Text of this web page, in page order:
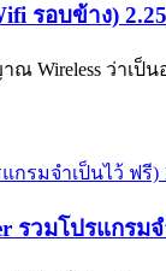
รอบข้าง) 2.25
ว่าเป็
รวมโปรแกรม